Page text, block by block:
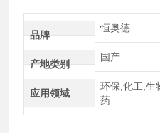
品牌
恒奥德
产地类别
国产
应用领域
环保,化工,生
药